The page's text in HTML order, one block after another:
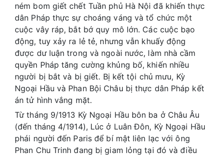
ném bom giết chết Tuần phủ Hà Nội đã khiến thực
dân Pháp thực sự choáng váng và tổ chức một
cuộc vây ráp, bắt bớ quy mô lớn. Các cuộc bạo
động, tuy xảy ra lẻ tẻ, nhưng vẫn khuấy động
được dư luận trong và ngoài nước, làm nhà cầm
quyền Pháp tăng cường khủng bố, khiến nhiều
người bị bắt và bị giết. Bị kết tội chủ mưu, Kỳ
Ngoại Hầu và Phan Bội Châu bị thực dân Pháp kết
án tử hình vắng mặt.
Từ tháng 9/1913 Kỳ Ngoại Hầu bôn ba ở Châu Âu
(đến tháng 4/1914), Lúc ở Luân Đôn, Kỳ Ngoại Hầu
phái người đến Paris để bí mật liên lạc với ông
Phan Chu Trinh đang bị giam lỏng tại đó và điều